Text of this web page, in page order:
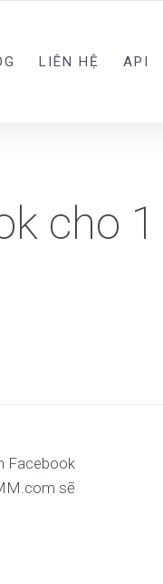
LIÊN HỆ API
cho 1
Facebook
sẽ